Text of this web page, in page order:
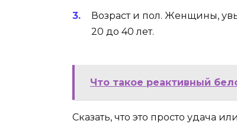
Возраст и пол. Женщины,
20 до 40 лет.
Что такое реактивный
Сказать, что это просто удача